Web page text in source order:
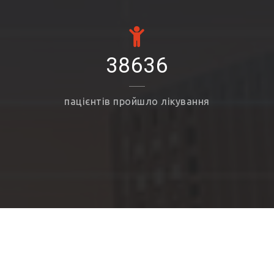
38636
пацієнтів пройшло лікування